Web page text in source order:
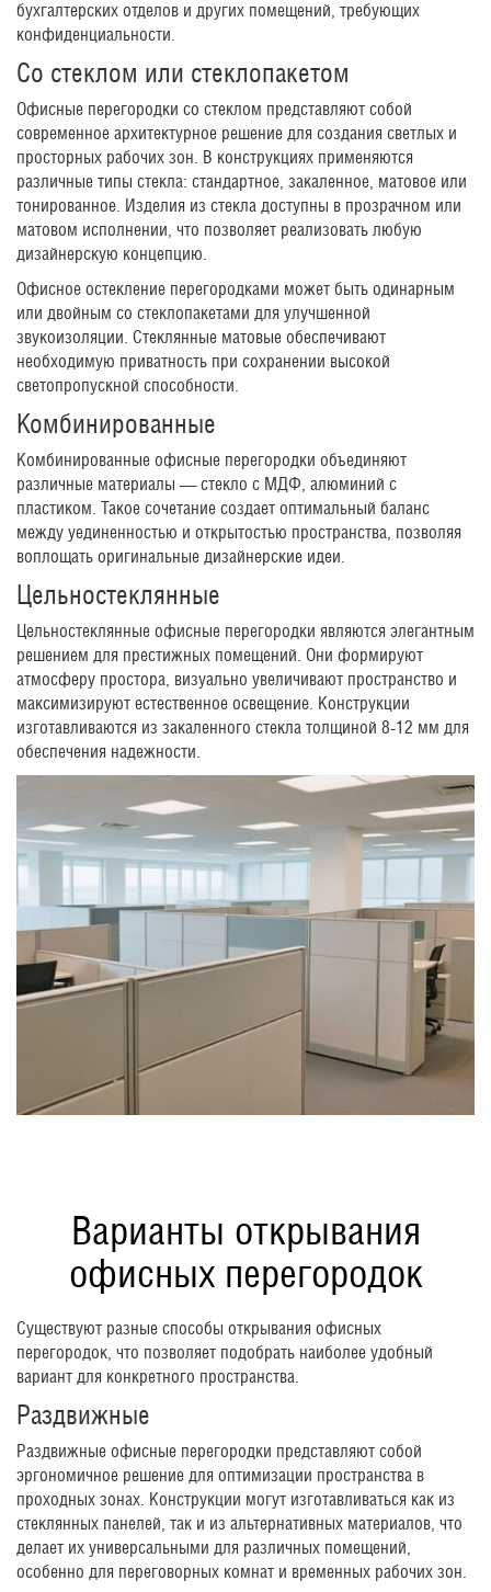
бухгалтерских отделов и других помещений, требующих
конфиденциальности.
Со стеклом или стеклопакетом
Офисные перегородки со стеклом представляют собой
современное архитектурное решение для создания светлых и
просторных рабочих зон. В конструкциях применяются
различные типы стекла: стандартное, закаленное, матовое или
тонированное. Изделия из стекла доступны в прозрачном или
матовом исполнении, что позволяет реализовать любую
дизайнерскую концепцию.
Офисное остекление перегородками может быть одинарным
или двойным со стеклопакетами для улучшенной
звукоизоляции. Стеклянные матовые обеспечивают
необходимую приватность при сохранении высокой
светопропускной способности.
Комбинированные
Комбинированные офисные перегородки объединяют
различные материалы — стекло с МДФ, алюминий с
пластиком. Такое сочетание создает оптимальный баланс
между уединенностью и открытостью пространства, позволяя
воплощать оригинальные дизайнерские идеи.
Цельностеклянные
Цельностеклянные офисные перегородки являются элегантным
решением для престижных помещений. Они формируют
атмосферу простора, визуально увеличивают пространство и
максимизируют естественное освещение. Конструкции
изготавливаются из закаленного стекла толщиной 8-12 мм для
обеспечения надежности.
Варианты открывания
офисных перегородок
Существуют разные способы открывания офисных
перегородок, что позволяет подобрать наиболее удобный
вариант для конкретного пространства.
Раздвижные
Раздвижные офисные перегородки представляют собой
эргономичное решение для оптимизации пространства в
проходных зонах. Конструкции могут изготавливаться как из
стеклянных панелей, так и из альтернативных материалов, что
делает их универсальными для различных помещений,
особенно для переговорных комнат и временных рабочих зон.